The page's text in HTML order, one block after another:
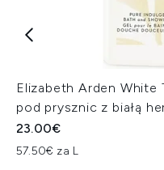
Elizabeth Arden White
pod prysznic z białą
23.00€
57.50€ za L